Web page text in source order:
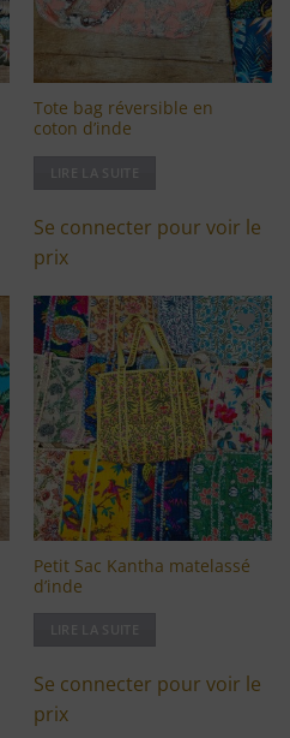
Tote bag réversible en
coton d’inde
Se connecter pour voir le
prix
Ajouter
à ma
liste
d'envies
Petit Sac Kantha matelassé
d’inde
Se connecter pour voir le
prix